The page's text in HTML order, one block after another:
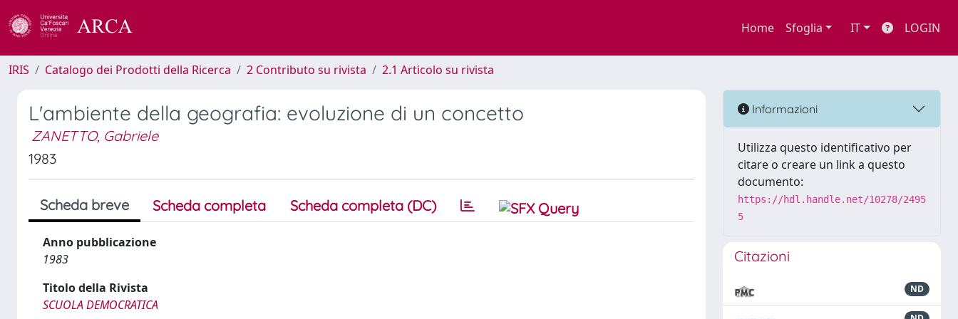
Home Sfoglia IT LOGIN
IRIS Catalogo dei Prodotti della Ricerca 2 Contributo su rivista 2.1 Articolo su rivista
L'ambiente della geografia: evoluzione di un concetto
ZANETTO, Gabriele
1983
Scheda breve Scheda completa Scheda completa (DC)
Anno pubblicazione
1983
Titolo della Rivista
SCUOLA DEMOCRATICA
Informazioni
Utilizza questo identificativo per
citare o creare un link a questo
documento:
https://hdl.handle.net/10278/2495
5
Citazioni
ND